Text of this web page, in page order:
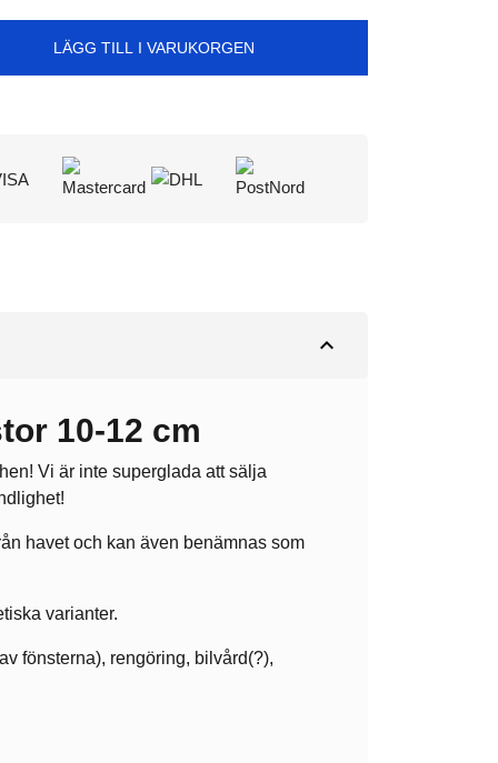
LÄGG TILL I VARUKORGEN
expand_less
10-12 cm
Vi är inte superglada att sälja
havet och kan även benämnas som
varianter.
fönsterna), rengöring, bilvård(?),